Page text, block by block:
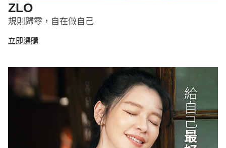
ZLO
規則歸零，自在做自己
立即選購